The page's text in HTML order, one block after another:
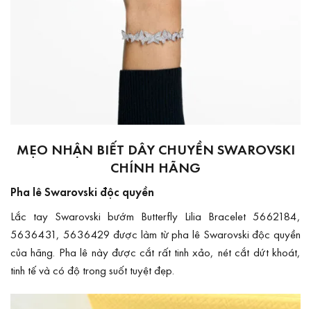
MẸO NHẬN BIẾT DÂY CHUYỀN SWAROVSKI
CHÍNH HÃNG
Pha lê Swarovski độc quyền
Lắc tay Swarovski bướm Butterfly Lilia Bracelet 5662184,
5636431, 5636429 được làm từ pha lê Swarovski độc quyền
của hãng. Pha lê này được cắt rất tinh xảo, nét cắt dứt khoát,
tinh tế và có độ trong suốt tuyệt đẹp.